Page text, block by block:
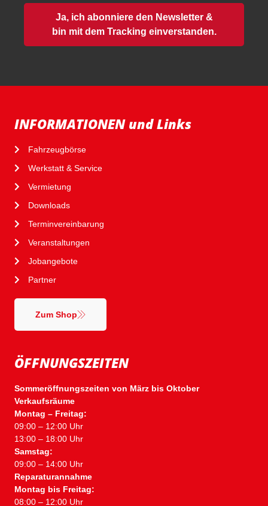
Ja, ich abonniere den Newsletter &
bin mit dem Tracking einverstanden.
ÖFFNUNGSZEITEN
Sommeröffnungszeiten von März bis Oktober
Verkaufsräume
Montag – Freitag:
09:00 – 12:00 Uhr
13:00 – 18:00 Uhr
Samstag:
09:00 – 14:00 Uhr
Reparaturannahme
Montag bis Freitag:
08:00 – 12:00 Uhr
INFORMATIONEN und Links
Fahrzeugbörse
Werkstatt & Service
Vermietung
Downloads
Terminvereinbarung
Veranstaltungen
Jobangebote
Partner
Zum Shop